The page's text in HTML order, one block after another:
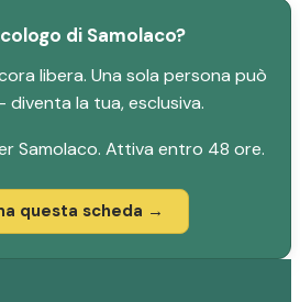
di Samolaco?
libera. Una sola persona può
diventa la tua, esclusiva.
Samolaco. Attiva entro 48 ore.
questa scheda →